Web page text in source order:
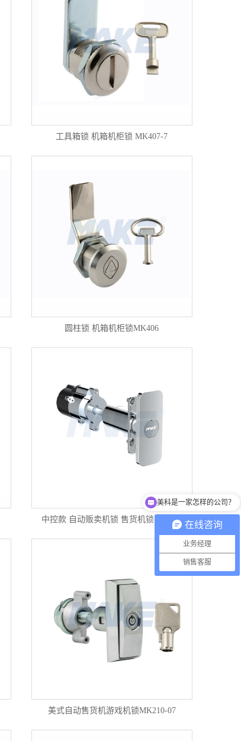
工具箱锁 机箱机柜锁 MK407-7
圆柱锁 机箱机柜锁MK406
中控款 自动贩卖机锁 售货机锁 MK222
美式自动售货机游戏机锁MK210-07
在线咨询
业务经理
销售客服
美科是一家怎样的公司？